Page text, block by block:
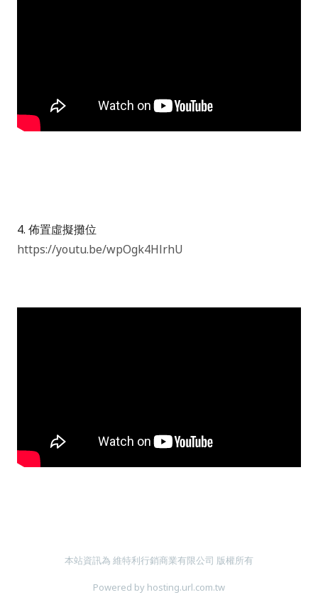
4. 佈置虛擬攤位
https://youtu.be/wpOgk4HlrhU
本站資訊為 維特利行銷商業有限公司 版權所有
Powered by hosting.url.com.tw